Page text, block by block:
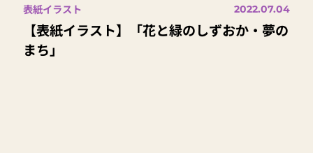
表紙イラスト 2022.07.04
【表紙イラスト】「花と緑のしずおか・夢の
まち」